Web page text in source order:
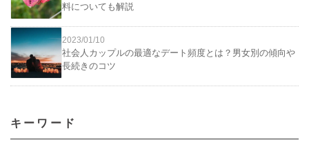
料についても解説
2023/01/10
社会人カップルの最適なデート頻度とは？男女別の傾向や
長続きのコツ
キーワード